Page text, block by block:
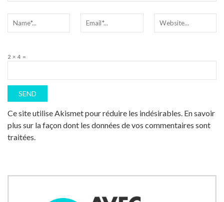
2 × 4 =
Ce site utilise Akismet pour réduire les indésirables. En savoir
plus sur la façon dont les données de vos commentaires sont
traitées.